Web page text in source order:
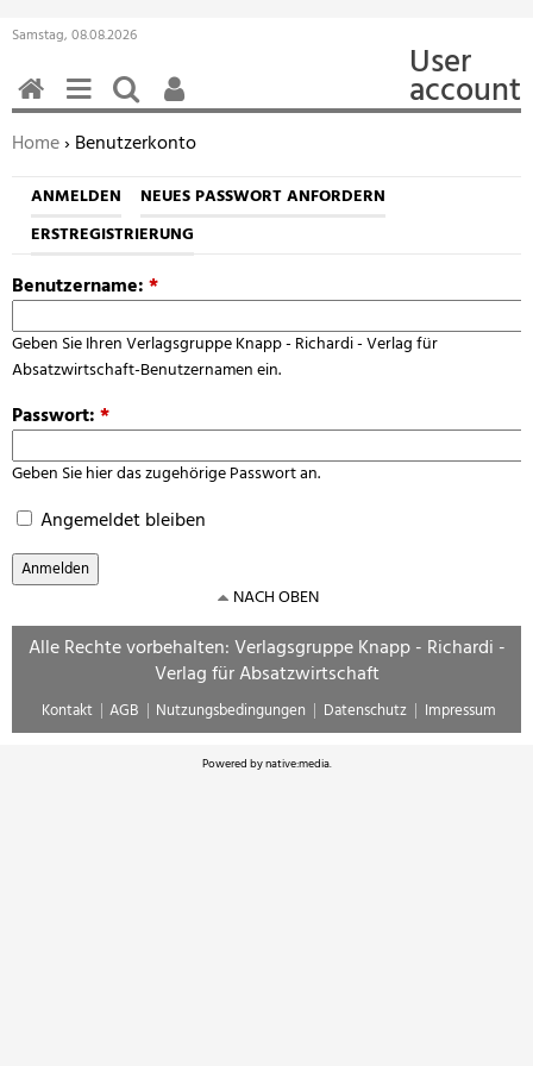
Samstag, 08.08.2026
User
account
Sie befinden sich hier:
Home› Benutzerkonto
ANMELDEN
NEUES PASSWORT ANFORDERN
ERSTREGISTRIERUNG
Benutzername:*
Geben Sie Ihren Verlagsgruppe Knapp - Richardi - Verlag für
Absatzwirtschaft-Benutzernamen ein.
Passwort:*
Geben Sie hier das zugehörige Passwort an.
Angemeldet bleiben
HOMEMENÜSUCHEN
BENUTZERFUNKTIONEN
NACH OBEN
Alle Rechte vorbehalten: Verlagsgruppe Knapp - Richardi -
Verlag für Absatzwirtschaft
Kontakt AGB Nutzungsbedingungen Datenschutz Impressum
Powered bynative:media.